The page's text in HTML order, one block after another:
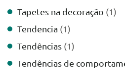
Tapetes na decoração (1)
Tendencia (1)
Tendências (1)
Tendências de